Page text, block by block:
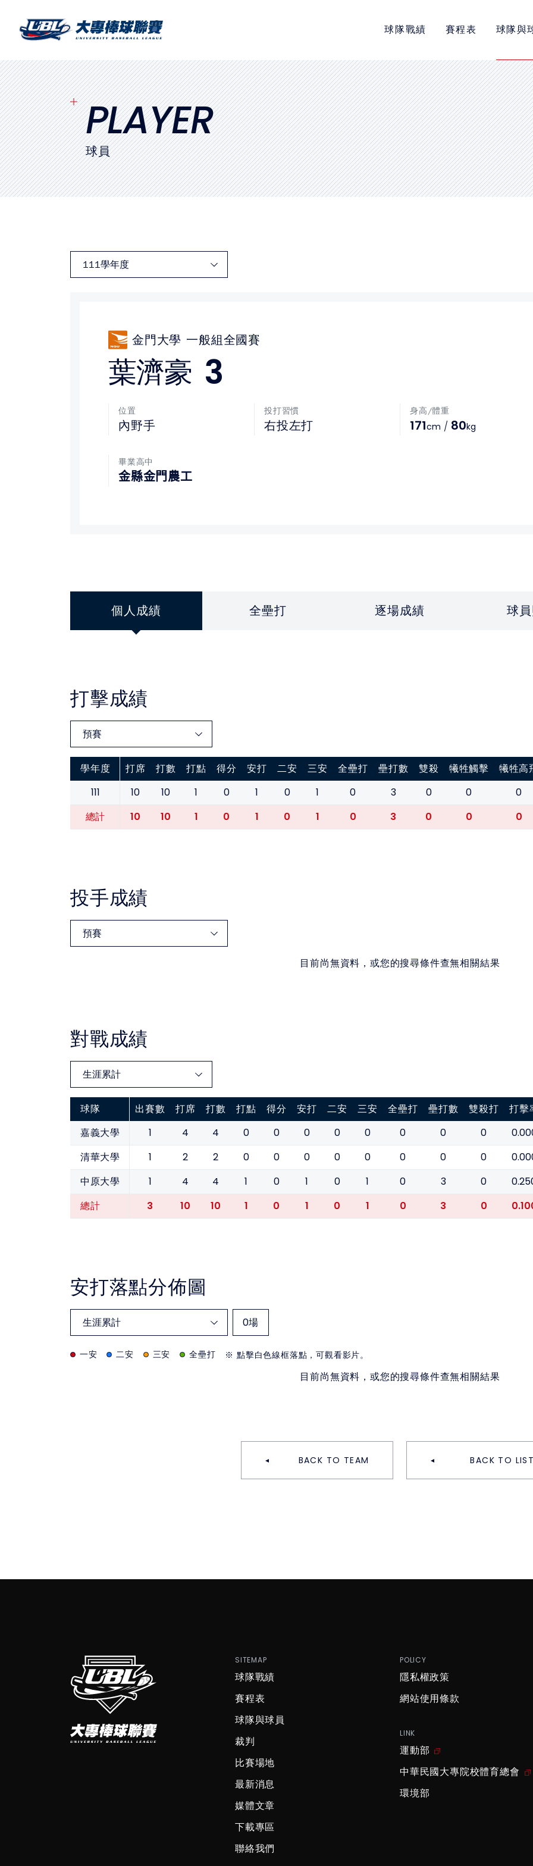
球隊戰績 賽程表 球隊與
SITEMAP
首頁
球隊戰績
賽程表
球隊與球員
裁判
最新消息
隱私權政策
網站使用條款
LINK
教育部體育署
中華民國大專院校體育總會
PLAYER
球員
金門大學 一般組全國賽
葉濟豪 3
位置
內野手
投打習慣
右投左打
身高/體重
171cm / 80kg
畢業高中
金縣金門農工
個人成績 全壘打 逐場成績 球
打擊成績
學年度 打席 打數 打點 得分 安打 二安 三安 全壘打 壘打數 雙殺 犧牲觸擊 犧牲高
111 10 10 1 0 1 0 1 0 3 0 0 0
總計 10 10 1 0 1 0 1 0 3 0 0 0
投手成績
目前尚無資料，或您的搜尋條件查無相關結果
對戰成績
球隊 出賽數 打席 打數 打點 得分 安打 二安 三安 全壘打 壘打數 雙殺打 打擊
嘉義大學
1 4 4 0 0 0 0 0 0 0 0
清華大學 1 2 2 0 0 0 0 0 0 0 0
中原大學 1 4 4 1 0 1 0 1 0 3 0
總計 3 10 10 1 0 1 0 1 0 3 0
安打落點分佈圖
0場
一安 二安 三安 全壘打 ※ 點擊白色線框落點，可觀看影片。
目前尚無資料，或您的搜尋條件查無相關結果
BACK TO TEAM BACK TO LIST
SITEMAP
球隊戰績
賽程表
球隊與球員
裁判
比賽場地
最新消息
媒體文章
下載專區
聯絡我們
POLICY
隱私權政策
網站使用條款
LINK
運動部
中華民國大專院校體育總會
環境部